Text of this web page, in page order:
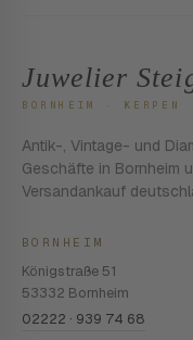
Juwelier
BORNHEIM · KERPEN
Antik-, Vintage- und
Geschäfte in Bornheim
Versandankauf
BORNHEIM
Königstraße 51
53332 Bornheim
02222 · 939 74 68